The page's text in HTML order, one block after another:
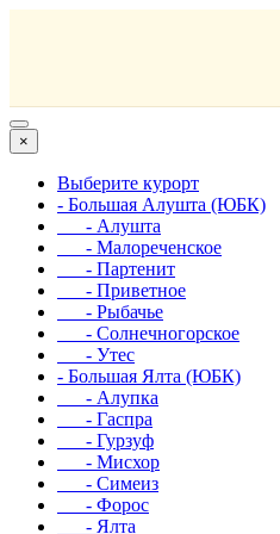
×
Выберите курорт
- Большая Алушта (ЮБК)
- Алушта
- Малореченское
- Партенит
- Приветное
- Рыбачье
- Солнечногорское
- Утес
- Большая Ялта (ЮБК)
- Алупка
- Гаспра
- Гурзуф
- Мисхор
- Симеиз
- Форос
- Ялта